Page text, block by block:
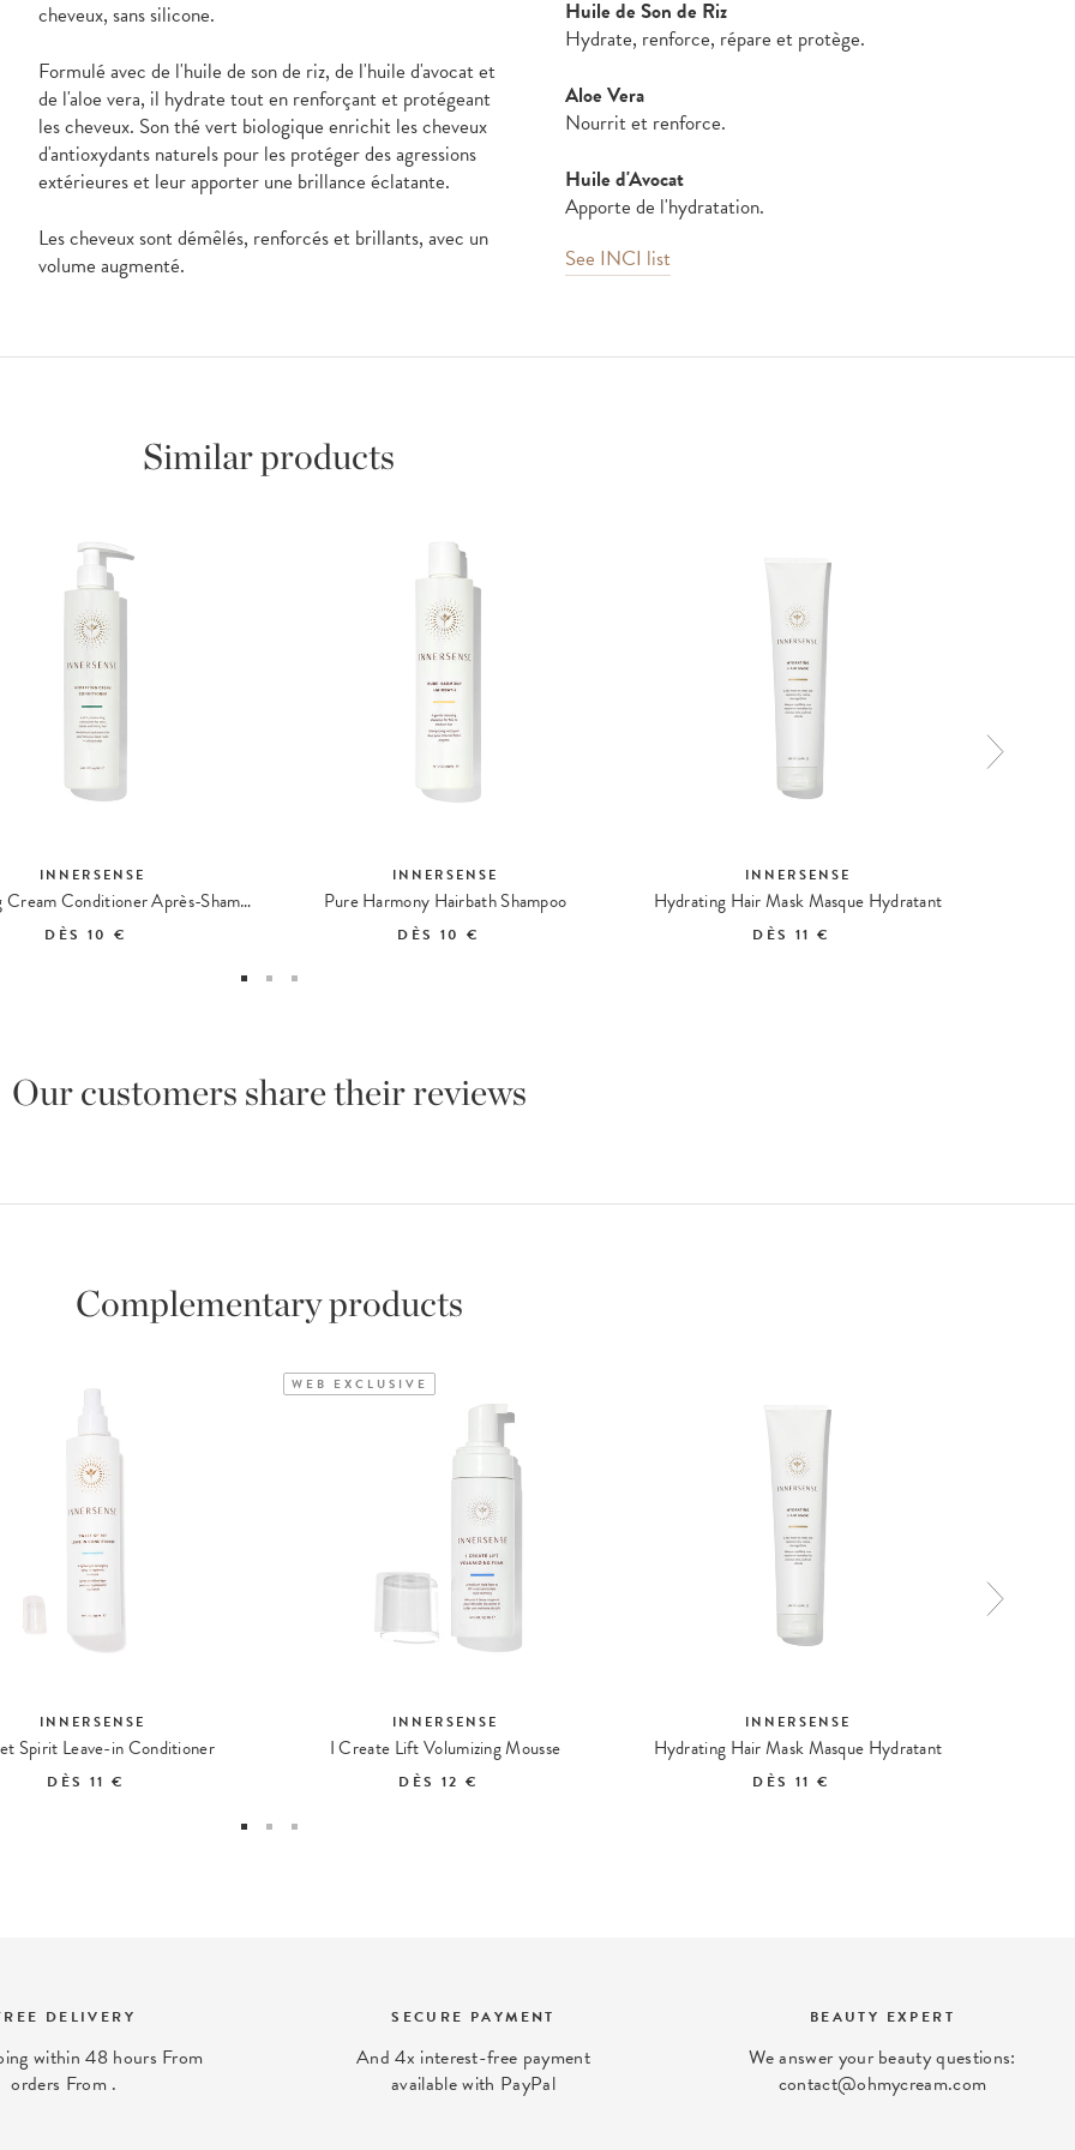
cheveux, sans silicone.
Formulé avec de l'huile de son de riz, de l'huile d'avocat et
de l'aloe vera, il hydrate tout en renforçant et protégeant
les cheveux. Son thé vert biologique enrichit les cheveux
d'antioxydants naturels pour les protéger des agressions
extérieures et leur apporter une brillance éclatante.
Les cheveux sont démêlés, renforcés et brillants, avec un
volume augmenté.
Huile de Son de Riz
Hydrate, renforce, répare et protège.
Aloe Vera
Nourrit et renforce.
Huile d'Avocat
Apporte de l'hydratation.
See INCI list
Similar products
INNERSENSE
Hydrating Cream Conditioner Après-Shampoing Hydratant
DÈS 10 €
INNERSENSE
Pure Harmony Hairbath Shampoo
DÈS 10 €
INNERSENSE
Hydrating Hair Mask Masque Hydratant
DÈS 11 €
Our customers share their reviews
Complementary products
INNERSENSE
Spirit Leave-in Conditioner
DÈS 11 €
WEB EXCLUSIVE
INNERSENSE
I Create Lift Volumizing Mousse
DÈS 12 €
INNERSENSE
Hydrating Hair Mask Masque Hydratant
DÈS 11 €
DELIVERY
within 48 hours From
orders From .
SECURE PAYMENT
And 4x interest-free payment
available with PayPal
BEAUTY EXPERT
We answer your beauty questions:
contact@ohmycream.com